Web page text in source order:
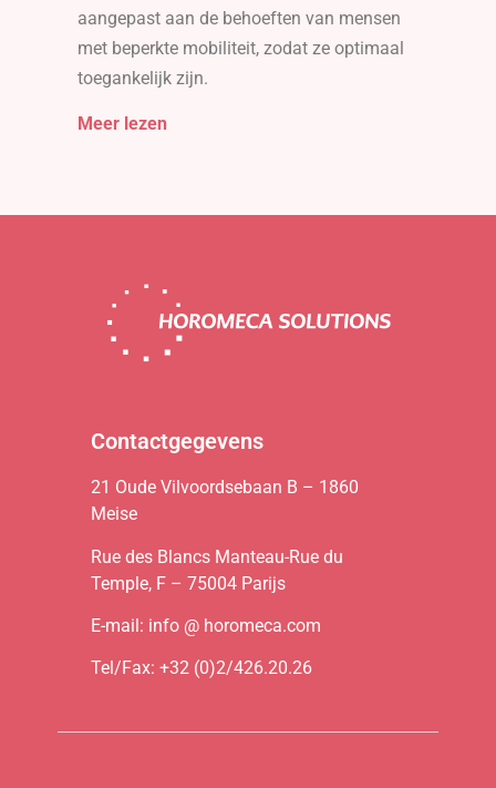
aangepast aan de behoeften van mensen
met beperkte mobiliteit, zodat ze optimaal
toegankelijk zijn.
Meer lezen
Contactgegevens
21 Oude Vilvoordsebaan B – 1860
Meise
Rue des Blancs Manteau-Rue du
Temple, F – 75004 Parijs
E-mail: info @ horomeca.com
Tel/Fax: +32 (0)2/426.20.26